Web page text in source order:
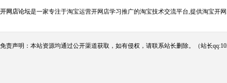
开网店论坛是一家专注于淘宝运营开网店学习推广的淘宝技术交流平台,提供淘宝开
免责声明：本站资源均通过公开渠道获取，如有侵权，请联系站长删除。（站长